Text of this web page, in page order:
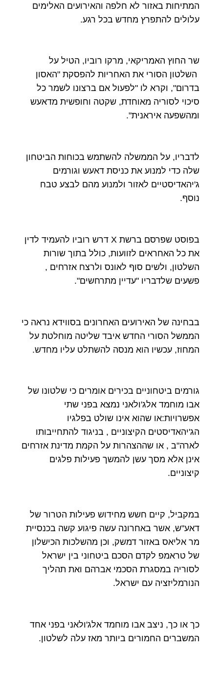
המתיחות באזור לא חלפה והאירועים האלימים
עלולים להתפרץ מחדש בכל רגע.
שר החוץ האמריקאי, מרקו רוביו, הטיל על
השלטון הסורי את האחריות להפסקת "האסון
בדרום", וקרא לו "לפעול אם ברצונו לשמר כל
סיכוי לסוריה מאוחדת, שקטה וחופשית מדאעש
ומהשפעה איראנית".
לדבריו, על הממשלה להשתמש בכוחות הביטחון
שלה כדי למנוע את כניסת דאעש וגורמים
ג'יהאדיסטיים לאזור ולמנוע מהם לבצע טבח
נוסף.
בפוסט שפרסם ברשת X דרש רוביו להעמיד לדין
את כל האחראים לזוועות, כולל בתוך שורות
השלטון, ולשים סוף לאונס ולרצח אזרחים ,
פשעים שלדבריו "עדיין מתרחשים".
בבחינה של האירועים האחרונים בסווידא נראה כי
הממשל הסורי החדש איבד שליטה מוחלטת על
המחוז, עכשיו הוא מנסה להשתלט עליו מחדש.
גורמים ביטחוניים בכירים אומרים כי שלטונו של
אבו מוחמד אלג'ולאני נמצא בפני שתי
אפשרויות:או שהוא אינו שולט בפלגיו
הג'יהאדיסטים הקיצוניים , בניגוד להתחייבותו
לארה"ב , או שההצהרות על הקמת מדינת אזרחים
אינן אלא מסך עשן להמשך פעילות פלגים
קיצוניים.
במקביל, קיים חשש מחידוש פעילות הטרור של
דאע"ש, אשר באחרונה עשה פיגוע קשה בכנסיית
מר אליאס באזור דמשק, וכן מהשלכות הכישלון
של טראמפ לקדם הסכם ביטחוני בין ישראל
לסוריה במסגרת הסכמי אברהם ואת תהליך
הנורמליזציה עם ישראל.
כך או כך, ניצב אבו מוחמד אלג'ולאני בפני אחד
המשברים החמורים ביותר מאז עלה לשלטון.